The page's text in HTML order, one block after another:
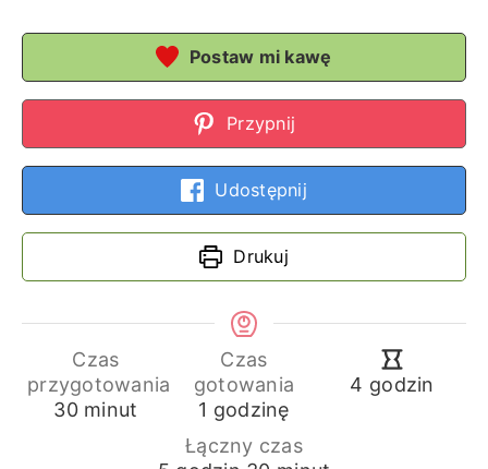
Postaw mi kawę
Przypnij
Udostępnij
Drukuj
Czas
przygotowania
30minuty
minut
Czas
gotowania
1 godzina
godzinę
4 godziny
godzin
Łączny czas